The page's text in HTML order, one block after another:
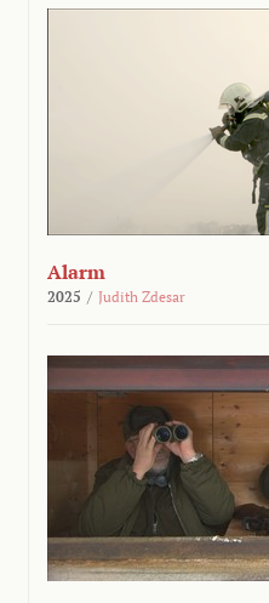
Alarm
2025 / Judith Zdesar